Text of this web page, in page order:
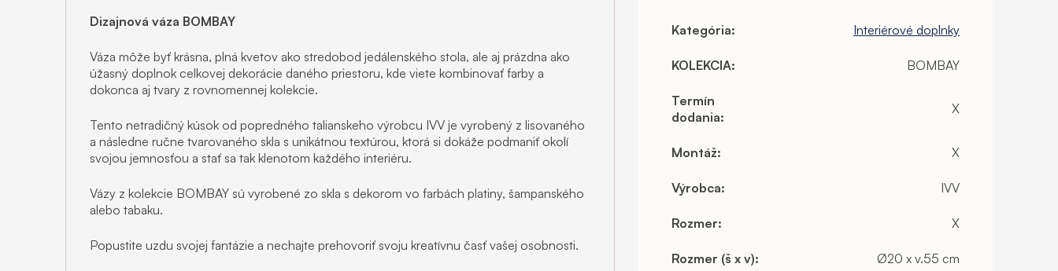
Dizajnová váza BOMBAY
Váza môže byť krásna, plná kvetov ako stredobod jedálenského stola, ale aj prázdna ako
úžasný doplnok celkovej dekorácie daného priestoru, kde viete kombinovať farby a
dokonca aj tvary z rovnomennej kolekcie.
Tento netradičný kúsok od popredného talianskeho výrobcu IVV je vyrobený z lisovaného
a následne ručne tvarovaného skla s unikátnou textúrou, ktorá si dokáže podmaniť okolí
svojou jemnosťou a stať sa tak klenotom každého interiéru.
Vázy z kolekcie BOMBAY sú vyrobené zo skla s dekorom vo farbách platiny, šampanského
alebo tabaku.
Popustite uzdu svojej fantázie a nechajte prehovoriť svoju kreatívnu časť vašej osobnosti.
Kategória: Interiérové doplnky
KOLEKCIA: BOMBAY
Termín
dodania:
X
Montáž: X
Výrobca: IVV
Rozmer: X
Rozmer (š x v): Ø20 x v.55 cm